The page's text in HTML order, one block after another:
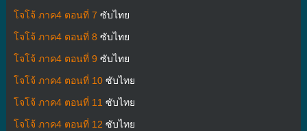
โจโจ้ ภาค4 ตอนที่ 7 ซับไทย
โจโจ้ ภาค4 ตอนที่ 8 ซับไทย
โจโจ้ ภาค4 ตอนที่ 9 ซับไทย
โจโจ้ ภาค4 ตอนที่ 10ซับไทย
โจโจ้ ภาค4 ตอนที่ 11 ซับไทย
โจโจ้ ภาค4 ตอนที่ 12 ซับไทย